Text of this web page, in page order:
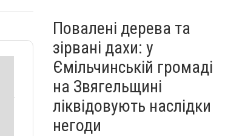
Повалені дерева та
зірвані дахи: у
Ємільчинській громаді
на Звягельщині
ліквідовують наслідки
негоди